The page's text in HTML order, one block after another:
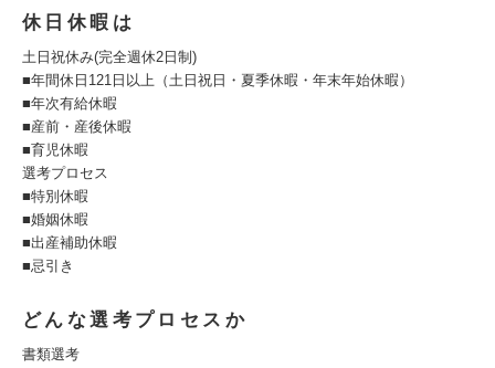
休日休暇は
土日祝休み(完全週休2日制)
■年間休日121日以上（土日祝日・夏季休暇・年末年始休暇）
■年次有給休暇
■産前・産後休暇
■育児休暇
選考プロセス
■特別休暇
■婚姻休暇
■出産補助休暇
■忌引き
どんな選考プロセスか
書類選考